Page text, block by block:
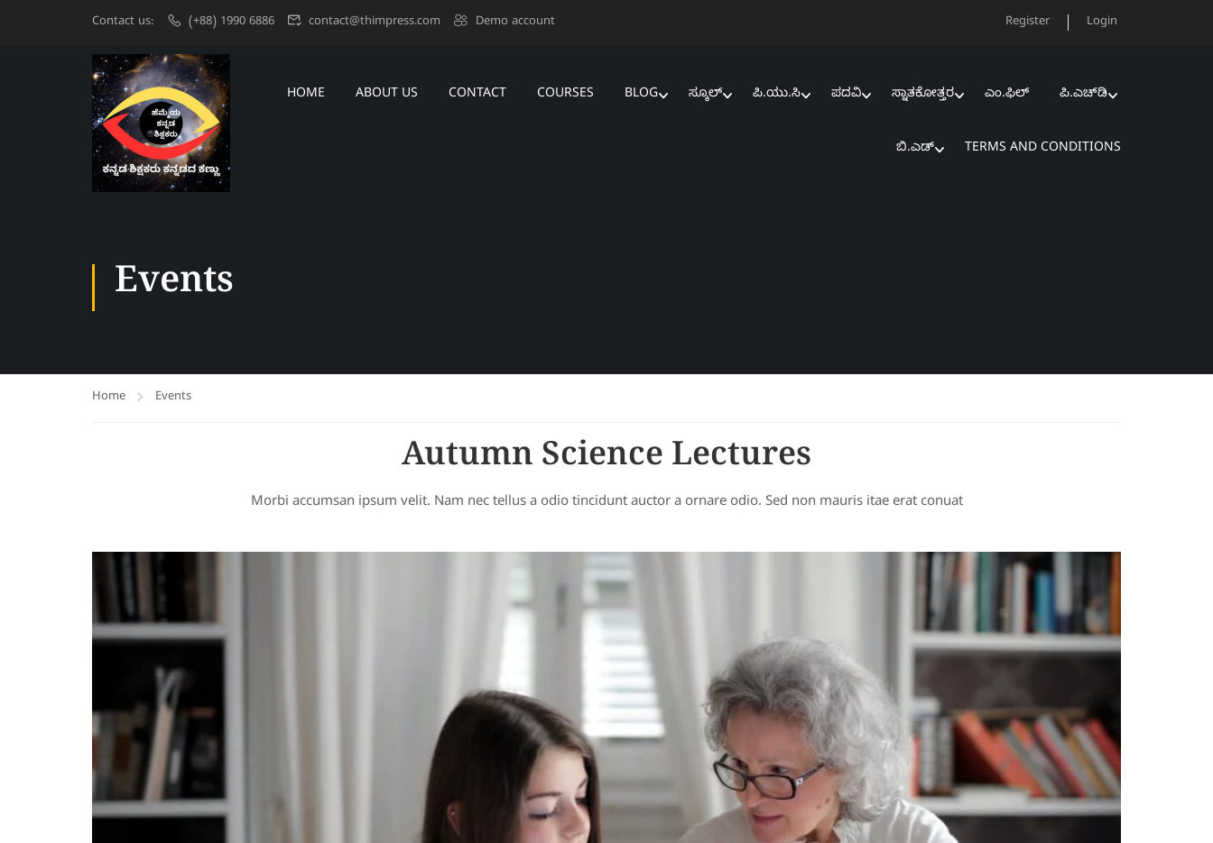
Contact us: (+88) 1990 6886 contact@thimpress.com Demo account Register Login
HOME ABOUT US CONTACT COURSES BLOG ಸ್ಕೂಲ್‌ ಪಿ.ಯು.ಸಿ ಪದವಿ ಸ್ನಾತಕೋತ್ತರ ಎಂ.ಫಿಲ್‌ ಪಿ.ಎಚ್‌ಡಿ
ಬಿ.ಎಡ್‌ TERMS AND CONDITIONS
Events
Home Events
Autumn Science Lectures
Morbi accumsan ipsum velit. Nam nec tellus a odio tincidunt auctor a ornare odio. Sed non mauris itae erat conuat